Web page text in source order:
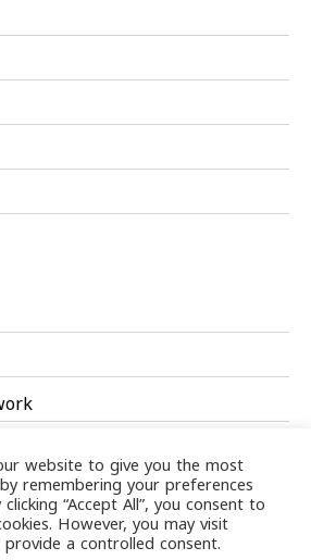
website to give you the most
remembering your preferences
“Accept All”, you consent to
However, you may visit
a controlled consent.